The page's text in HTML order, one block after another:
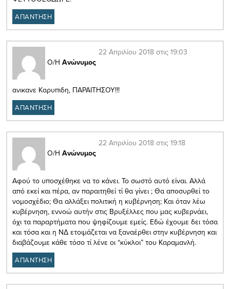
ΑΠΑΝΤΗΣΗ
Ο/Η Ανώνυμος
22 Απριλίου 2018 στις 19:03
ανικανε Καρυπιδη, ΠΑΡΑΙΤΗΣΟΥ!!!
ΑΠΑΝΤΗΣΗ
Ο/Η Ανώνυμος
22 Απριλίου 2018 στις 19:18
Αφού το υποσχέθηκε να το κάνει. Το σωστό αυτό είναι. Αλλά
από εκεί και πέρα, αν παραιτηθεί τί θα γίνει ; Θα αποσυρθεί το
νομοσχέδιο; Θα αλλάξει πολιτική η κυβέρνηση; Και όταν λέω
κυβέρνηση, εννοώ αυτήν στις Βρυξέλλες που μας κυβερνάει,
όχι τα παραρτήματα που ψηφίζουμε εμείς. Εδώ έχουμε δει τόσα
και τόσα και η ΝΔ ετοιμάζεται να ξαναέρθει στην κυβέρνηση και
διαβάζουμε κάθε τόσο τί λένε οι “κύκλοι” του Καραμανλή.
ΑΠΑΝΤΗΣΗ